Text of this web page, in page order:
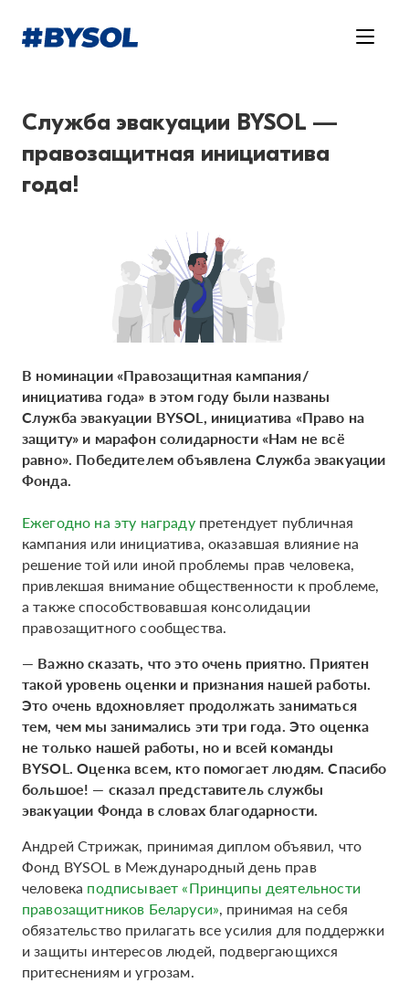
Служба эвакуации BYSOL —
правозащитная инициатива
года!
В номинации «Правозащитная кампания/
инициатива года» в этом году были названы
Служба эвакуации BYSOL, инициатива «Право на
защиту» и марафон солидарности «Нам не всё
равно». Победителем объявлена Служба эвакуации
Фонда.
Ежегодно на эту наградупретендует публичная
кампания или инициатива, оказавшая влияние на
решение той или иной проблемы прав человека,
привлекшая внимание общественности к проблеме,
а также способствовавшая консолидации
правозащитного сообщества.
— Важно сказать, что это очень приятно. Приятен
такой уровень оценки и признания нашей работы.
Это очень вдохновляет продолжать заниматься
тем, чем мы занимались эти три года. Это оценка
не только нашей работы, но и всей команды
BYSOL. Оценка всем, кто помогает людям. Спасибо
большое! — сказал представитель службы
эвакуации Фонда в словах благодарности.
Андрей Стрижак, принимая диплом объявил, что
Фонд BYSOL в Международный день прав
человека подписывает «Принципы деятельности
правозащитников Беларуси», принимая на себя
обязательство прилагать все усилия для поддержки
и защиты интересов людей, подвергающихся
притеснениям и угрозам.